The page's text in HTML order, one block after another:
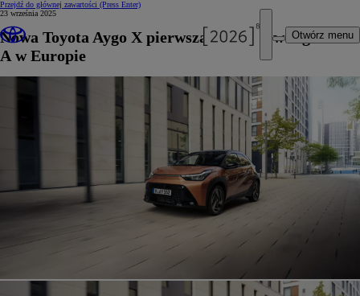
Przejdź do głównej zawartości (Press Enter)
Otwórz menu
23 września 2025
Nowa Toyota Aygo X pierwszą hybrydą w segmencie
A w Europie